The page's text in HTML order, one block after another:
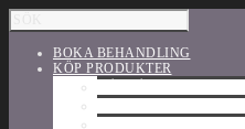
BOKA BEHANDLING
KÖP PRODUKTER